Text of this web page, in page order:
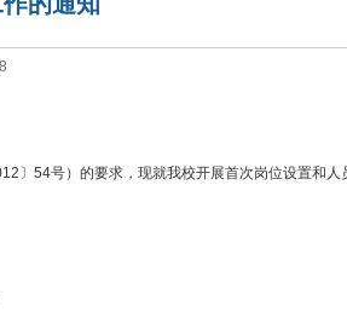
〕54号）的要求，现就我校开展首次岗位设置和人